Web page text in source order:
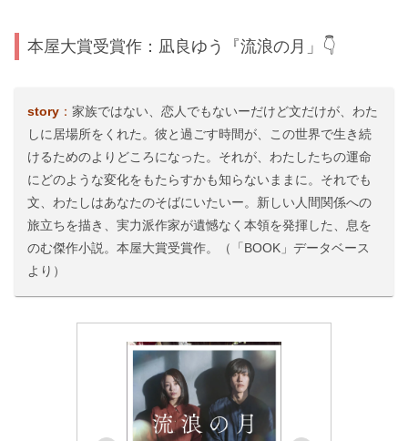
本屋大賞受賞作：凪良ゆう『流浪の月」👇
story ：家族ではない、恋人でもないーだけど文だけが、わた
しに居場所をくれた。彼と過ごす時間が、この世界で生き続
けるためのよりどころになった。それが、わたしたちの運命
にどのような変化をもたらすかも知らないままに。それでも
文、わたしはあなたのそばにいたいー。新しい人間関係への
旅立ちを描き、実力派作家が遺憾なく本領を発揮した、息を
のむ傑作小説。本屋大賞受賞作。（「BOOK」データベース
より）